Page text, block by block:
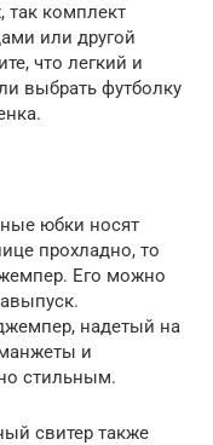
комплект
или другой
что легкий и
выбрать футболку
юбки носят
прохладно, то
Его можно
надетый на
и
стильным.
свитер также